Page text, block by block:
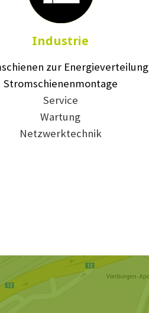
Industrie
zur Energieverteilung
Stromschienenmontage
Service
Wartung
Netzwerktechnik